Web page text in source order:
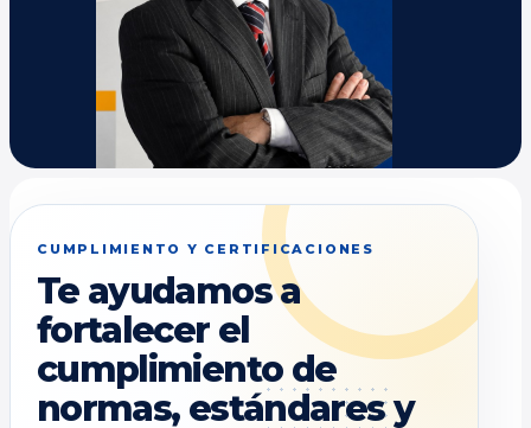
CUMPLIMIENTO Y CERTIFICACIONES
Te ayudamos a
fortalecer el
cumplimiento de
normas, estándares y